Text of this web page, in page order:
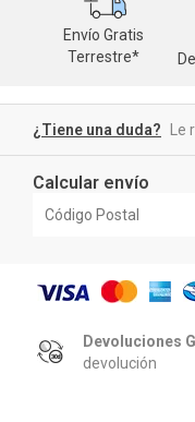
Envío Gratis
Terrestre*
¿Tiene una duda? Le
Calcular envío
Devoluciones
devolución